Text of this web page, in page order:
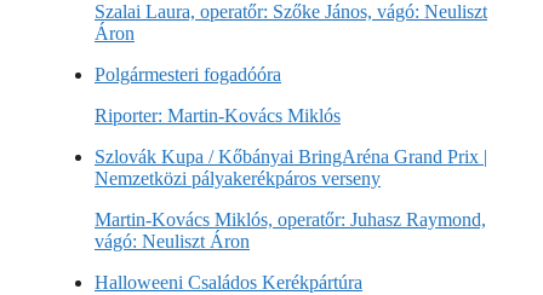
Szalai Laura, operatőr: Szőke János, vágó: Neuliszt
Áron
Polgármesteri fogadóóra
Riporter: Martin-Kovács Miklós
Szlovák Kupa / Kőbányai BringAréna Grand Prix |
Nemzetközi pályakerékpáros verseny
Martin-Kovács Miklós, operatőr: Juhasz Raymond,
vágó: Neuliszt Áron
Halloweeni Családos Kerékpártúra